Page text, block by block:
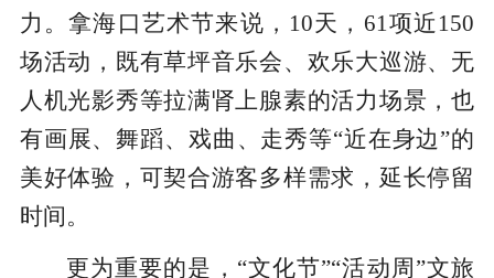
力。拿海口艺术节来说，10天，61项近150
场活动，既有草坪音乐会、欢乐大巡游、无
人机光影秀等拉满肾上腺素的活力场景，也
有画展、舞蹈、戏曲、走秀等“近在身边”的
美好体验，可契合游客多样需求，延长停留
时间。
更为重要的是，“文化节”“活动周”文旅